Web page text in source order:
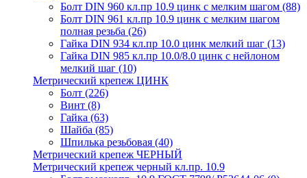
Болт DIN 960 кл.пр 10.9 цинк с мелким шагом (88)
Болт DIN 961 кл.пр 10.9 цинк с мелким шагом
полная резьба (26)
Гайка DIN 934 кл.пр 10.0 цинк мелкий шаг (13)
Гайка DIN 985 кл.пр 10.0/8.0 цинк с нейлоном
мелкий шаг (10)
Метрический крепеж ЦИНК
Болт (226)
Винт (8)
Гайка (63)
Шайба (85)
Шпилька резьбовая (40)
Метрический крепеж ЧЕРНЫЙ
Метрический крепеж черный кл.пр. 10.9